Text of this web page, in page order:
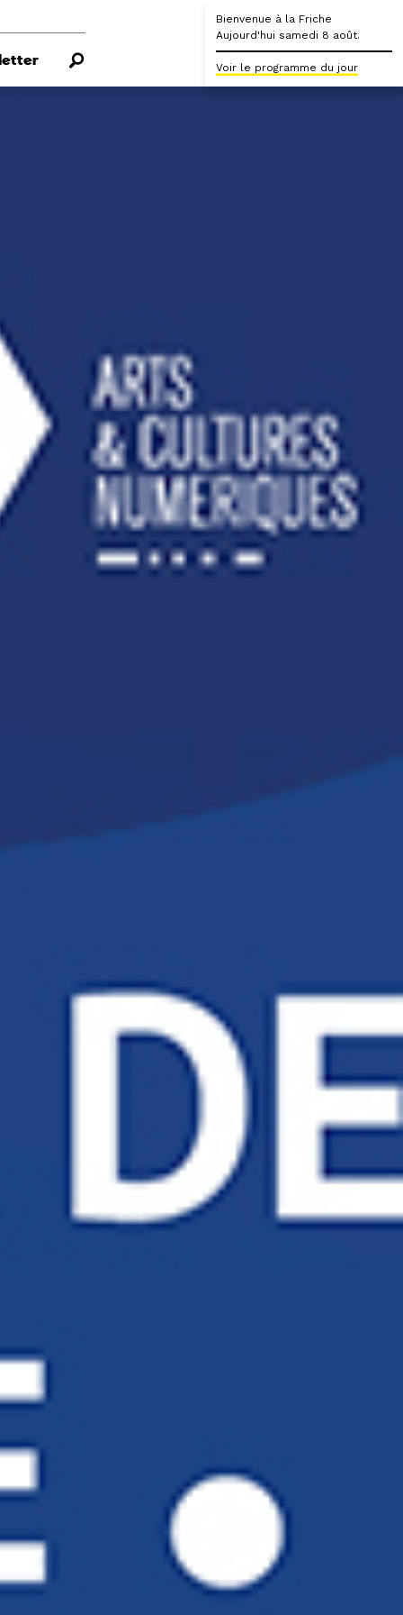
Bienvenue à la Friche
Aujourd'hui samedi 8 août.
Voir le programme du jour